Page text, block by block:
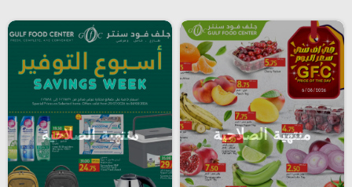
منتهية الصلاحية منتهية الصلاحية